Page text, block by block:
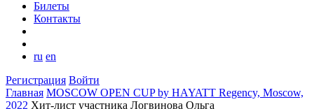
Билеты
Контакты
ru en
Регистрация Войти
Главная MOSCOW OPEN CUP by HAYATT Regency, Moscow,
2022 Хит-лист участника Логвинова Ольга